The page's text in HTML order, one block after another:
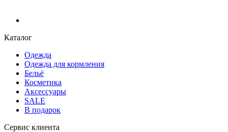
Каталог
Одежда
Одежда для кормления
Бельё
Косметика
Аксессуары
SALE
В подарок
Сервис клиента